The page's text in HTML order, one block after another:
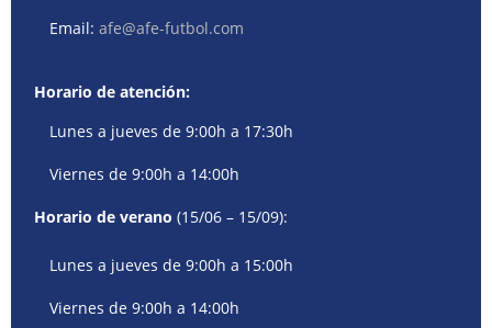
Email:afe@afe-futbol.com
Horario de atención:
Lunes a jueves de 9:00h a 17:30h
Viernes de 9:00h a 14:00h
Horario de verano (15/06 – 15/09):
Lunes a jueves de 9:00h a 15:00h
Viernes de 9:00h a 14:00h